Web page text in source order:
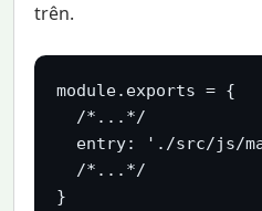
trên.
module.exports = {
  /*...*/
entry: './src/js/
  /*...*/
}